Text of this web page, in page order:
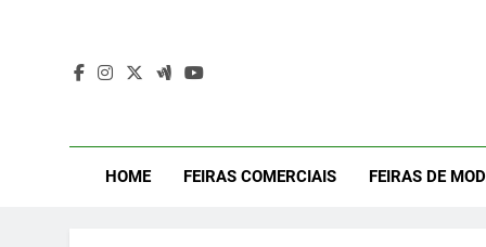
HOME FEIRAS COMERCIAIS FEIRAS DE